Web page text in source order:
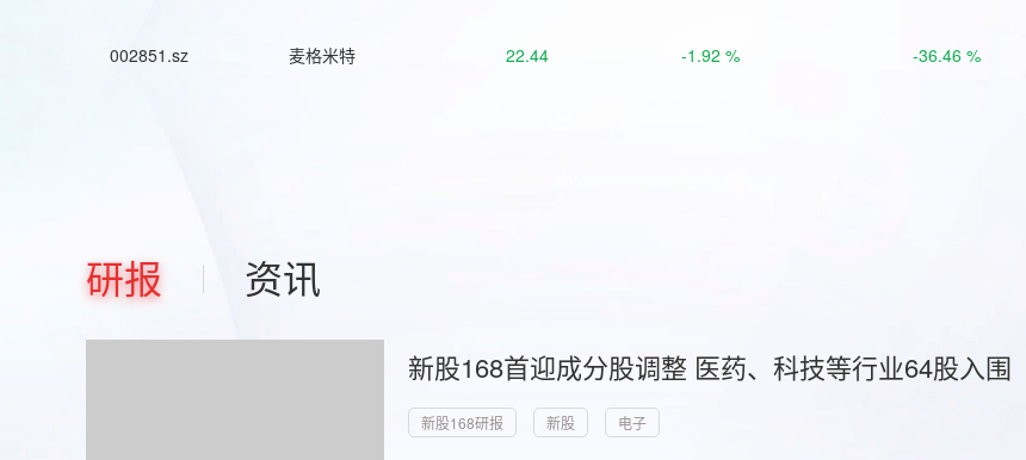
002851.sz 麦格米特 22.44 -1.92 % -36.46 %
研报 资讯
新股168首迎成分股调整 医药、科技等行业64股入围
新股168研报 新股 电子